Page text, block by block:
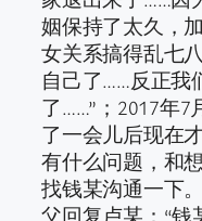
姻保持了太久，
女关系搞得乱七
自己了……反正我
了……”；2017年7
了一会儿后现在
有什么问题，和
找钱某沟通一下
父回复卢某：“钱